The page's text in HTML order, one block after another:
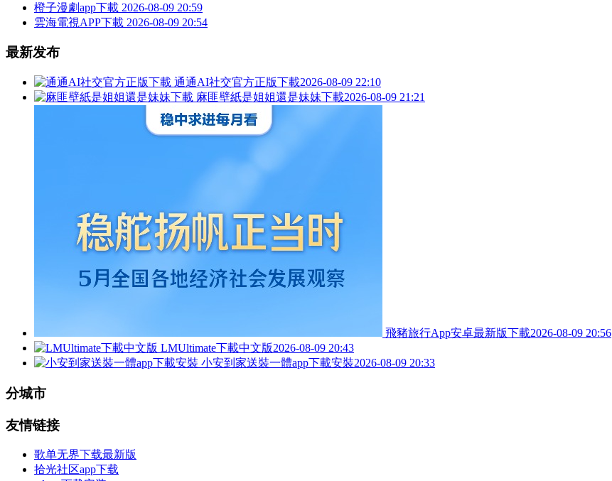
橙子漫劇app下載 2026-08-09 20:59
雲海電視APP下載 2026-08-09 20:54
最新发布
通通AI社交官方正版下載2026-08-09 22:10
麻匪壁紙是姐姐還是妹妹下載2026-08-09 21:21
飛豬旅行App安卓最新版下載2026-08-09 20:56
LMUltimate下載中文版2026-08-09 20:43
小安到家送裝一體app下載安裝2026-08-09 20:33
分城市
友情链接
歌单无界下载最新版
拾光社区app下载